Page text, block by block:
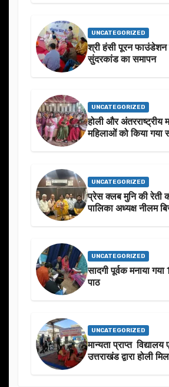
UNCATEGORIZED
श्री हंसी पूरन फाउंडेशन
सुंदरकांड का समापन
UNCATEGORIZED
होली और अंतरराष्ट्रीय
महिलाओं को किया गया
UNCATEGORIZED
प्रेस क्लब मुनि की रेती
पालिका अध्यक्ष नीलम
UNCATEGORIZED
सादगी पूर्वक मनाया
पाठ
UNCATEGORIZED
मान्यता प्राप्त
उत्तराखंड द्वारा होली